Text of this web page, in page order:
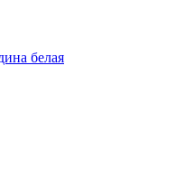
белая